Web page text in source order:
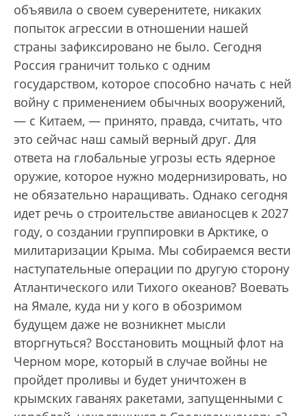
объявила о своем суверенитете, никаких
попыток агрессии в отношении нашей
страны зафиксировано не было. Сегодня
Россия граничит только с одним
государством, которое способно начать с ней
войну с применением обычных вооружений,
— с Китаем, — принято, правда, считать, что
это сейчас наш самый верный друг. Для
ответа на глобальные угрозы есть ядерное
оружие, которое нужно модернизировать, но
не обязательно наращивать. Однако сегодня
идет речь о строительстве авианосцев к 2027
году, о создании группировки в Арктике, о
милитаризации Крыма. Мы собираемся вести
наступательные операции по другую сторону
Атлантического или Тихого океанов? Воевать
на Ямале, куда ни у кого в обозримом
будущем даже не возникнет мысли
вторгнуться? Восстановить мощный флот на
Черном море, который в случае войны не
пройдет проливы и будет уничтожен в
крымских гаванях ракетами, запущенными с